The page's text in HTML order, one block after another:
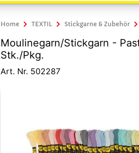
Home TEXTIL Stickgarne & Zubehör
Moulinegarn/Stickgarn -
Stk./Pkg.
Art. Nr. 502287